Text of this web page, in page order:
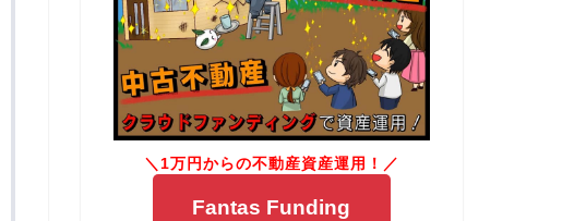
＼1万円からの不動産資産運用！／
Fantas Funding